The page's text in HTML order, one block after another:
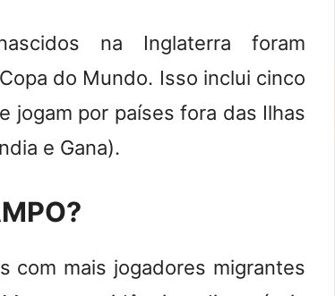
na Inglaterra foram
do Mundo. Isso inclui cinco
jogam por países fora das Ilhas
e Gana).
com mais jogadores migrantes